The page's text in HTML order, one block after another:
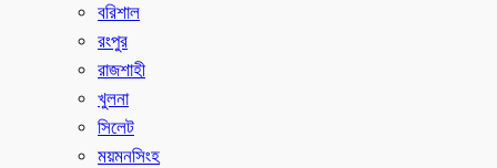
বরিশাল
রংপুর
রাজশাহী
খুলনা
সিলেট
ময়মনসিংহ